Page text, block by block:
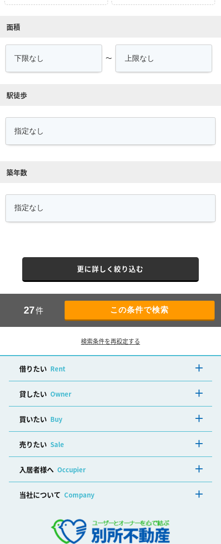
面積
～
駅徒歩
築年数
更に詳しく絞り込む
27件
検索条件を再設定する
借りたい Rent
貸したい Owner
買いたい Buy
売りたい Sale
入居者様へ Occupier
当社について Company